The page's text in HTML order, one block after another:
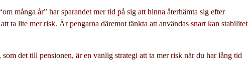
många år” har sparandet mer tid på sig att hinna återhämta sig efter
ta lite mer risk. Är pengarna däremot tänkta att användas snart kan stabilitet
, som det till pensionen, är en vanlig strategi att ta mer risk när du har lång tid